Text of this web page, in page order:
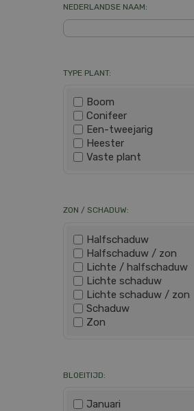
NEDERLANDSE NAAM:
TYPE PLANT:
Boom
Conifeer
Een-tweejarig
Heester
Vaste plant
ZON / SCHADUW:
Halfschaduw
Halfschaduw / zon
Lichte / halfschaduw
Lichte schaduw
Lichte schaduw / zon
Schaduw
Zon
BLOEITIJD:
Januari